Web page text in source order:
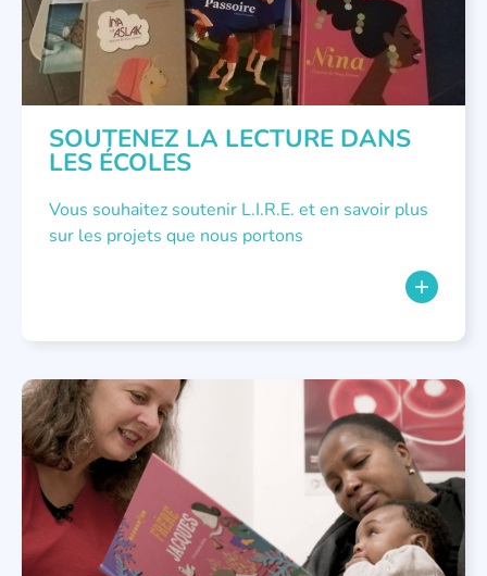
SOUTENEZ LA LECTURE DANS
LES ÉCOLES
Vous souhaitez soutenir L.I.R.E. et en savoir plus
sur les projets que nous portons
NON CLASSÉ